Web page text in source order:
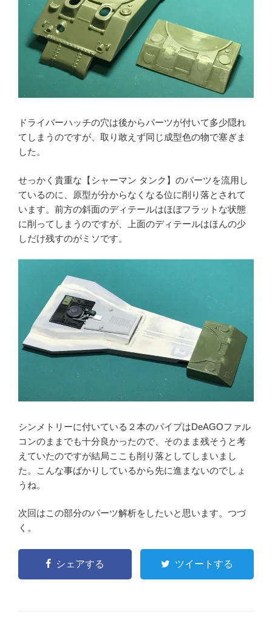
ドライバーハッチの穴は後からパーツが付いて多少隠れ
てしまうのですが、取り敢えず同じ成型色の物で塞ぎま
した。
せっかく貴重な【シャーマン タンク】のパーツを流用し
ているのに、原型が分からなくなる位に削り落とされて
います。前方の斜面のディテールはほぼフラットな状態
に削ってしまうのですが、上面のディテールはほんの少
しだけ残すのがミソです。
シンメトリーに付いている２本のパイプはDeAGOファル
コンのままでも十分良かったので、そのまま残そうと考
えていたのですが結局ここも削り落としてしまいまし
た。こんな事ばかりしているから先に進まないのでしょ
うね。
次回はこの部分のパーツ解析をしたいと思います。つづ
く。
シェアする ツイートする